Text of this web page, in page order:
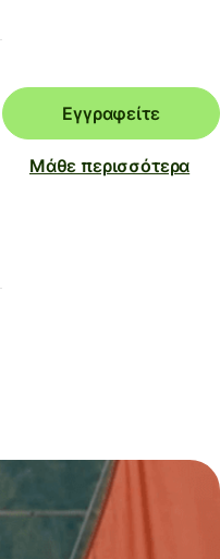
Εγγραφείτε
Μάθε περισσότερα